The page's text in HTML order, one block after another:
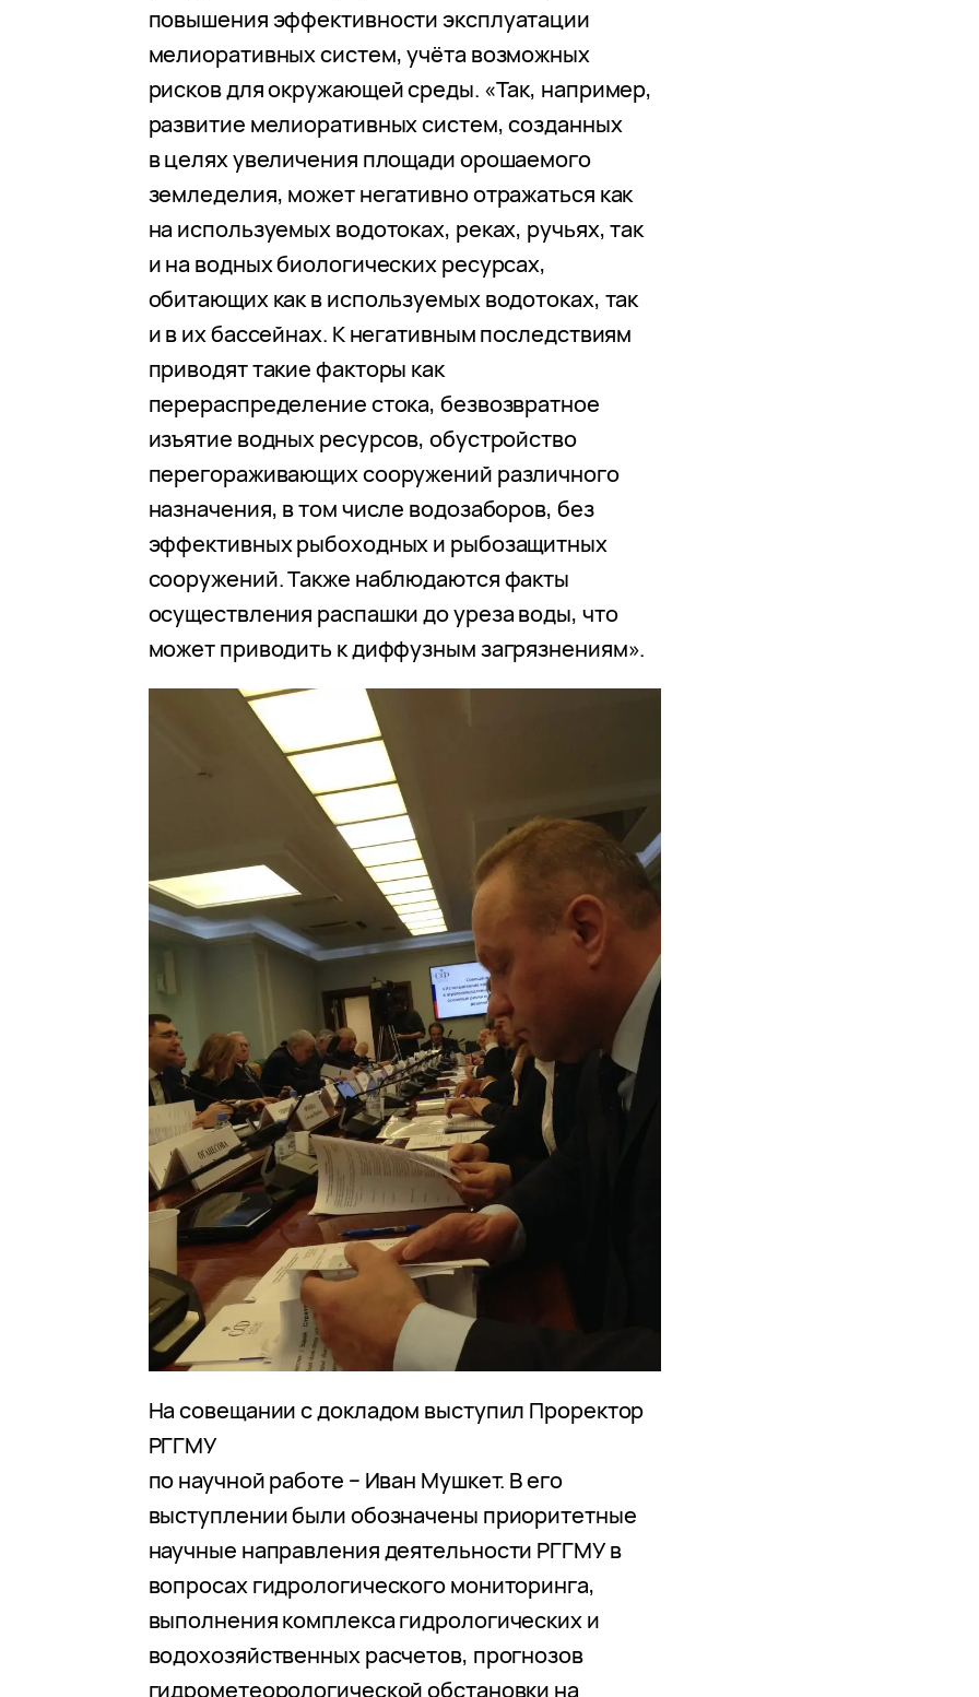
повышения эффективности эксплуатации
мелиоративных систем, учёта возможных
рисков для окружающей среды. «Так, например,
развитие мелиоративных систем, созданных
в целях увеличения площади орошаемого
земледелия, может негативно отражаться как
на используемых водотоках, реках, ручьях, так
и на водных биологических ресурсах,
обитающих как в используемых водотоках, так
и в их бассейнах. К негативным последствиям
приводят такие факторы как
перераспределение стока, безвозвратное
изъятие водных ресурсов, обустройство
перегораживающих сооружений различного
назначения, в том числе водозаборов, без
эффективных рыбоходных и рыбозащитных
сооружений. Также наблюдаются факты
осуществления распашки до уреза воды, что
может приводить к диффузным загрязнениям».
На совещании с докладом выступил Проректор
РГГМУ
по научной работе – Иван Мушкет. В его
выступлении были обозначены приоритетные
научные направления деятельности РГГМУ в
вопросах гидрологического мониторинга,
выполнения комплекса гидрологических и
водохозяйственных расчетов, прогнозов
гидрометеорологической обстановки на